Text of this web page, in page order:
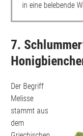
in eine belebende
7.
Der Begriff
Melisse
stammt aus
dem